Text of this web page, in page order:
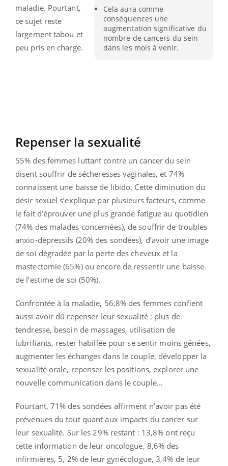
Cela aura comme
conséquences une
augmentation significative du
nombre de cancers du sein
dans les mois à venir.
maladie. Pourtant,
ce sujet reste
largement tabou et
peu pris en charge.
Repenser la sexualité
55% des femmes luttant contre un cancer du sein
disent souffrir de sécheresses vaginales, et 74%
connaissent une baisse de libido. Cette diminution du
désir sexuel s’explique par plusieurs facteurs, comme
le fait d’éprouver une plus grande fatigue au quotidien
(74% des malades concernées), de souffrir de troubles
anxio-dépressifs (20% des sondées), d’avoir une image
de soi dégradée par la perte des cheveux et la
mastectomie (65%) ou encore de ressentir une baisse
de l’estime de soi (50%).
Confrontée à la maladie, 56,8% des femmes confient
aussi avoir dû repenser leur sexualité : plus de
tendresse, besoin de massages, utilisation de
lubrifiants, rester habillée pour se sentir moins génées,
augmenter les échanges dans le couple, développer la
sexualité orale, repenser les positions, explorer une
nouvelle communication dans le couple…
Pourtant, 71% des sondées affirment n’avoir pas été
prévenues du tout quant aux impacts du cancer sur
leur sexualité. Sur les 29% restant : 13,8% ont reçu
cette information de leur oncologue, 8,6% des
infirmières, 5, 2% de leur gynécologue, 3,4% de leur